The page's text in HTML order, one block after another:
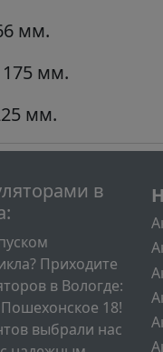
мм.
175 мм.
мм.
в
Приходите
в Вологде:
18!
выбрали нас